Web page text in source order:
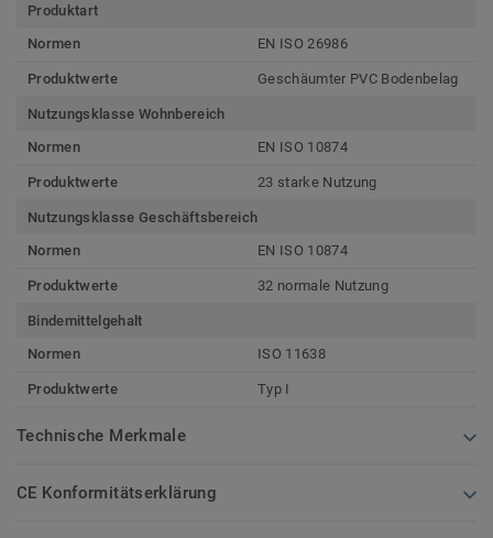
Produktart
Normen
EN ISO 26986
Produktwerte Geschäumter PVC Bodenbelag
Nutzungsklasse Wohnbereich
Normen
EN ISO 10874
Produktwerte 23 starke Nutzung
Nutzungsklasse Geschäftsbereich
Normen
EN ISO 10874
Produktwerte 32 normale Nutzung
Bindemittelgehalt
Normen
ISO 11638
Produktwerte Typ I
Technische Merkmale
CE Konformitätserklärung